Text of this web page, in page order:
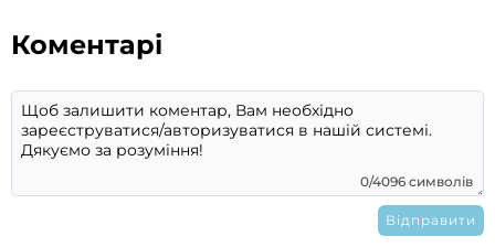
Коментарі
0/4096 символів